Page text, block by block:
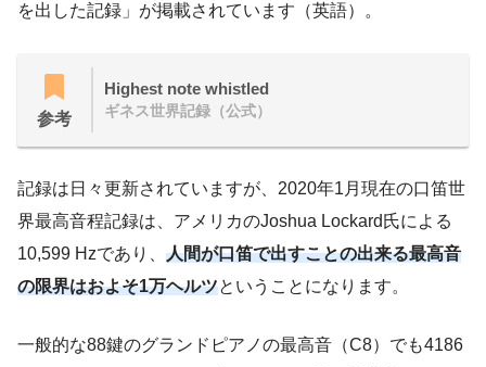
を出した記録」が掲載されています（英語）。
参考
Highest note whistled
ギネス世界記録（公式）
記録は日々更新されていますが、2020年1月現在の口笛世
界最高音程記録は、アメリカのJoshua Lockard氏による
10,599 Hzであり、 人間が口笛で出すことの出来る最高音
の限界はおよそ1万ヘルツということになります。
一般的な88鍵のグランドピアノの最高音（C8）でも4186